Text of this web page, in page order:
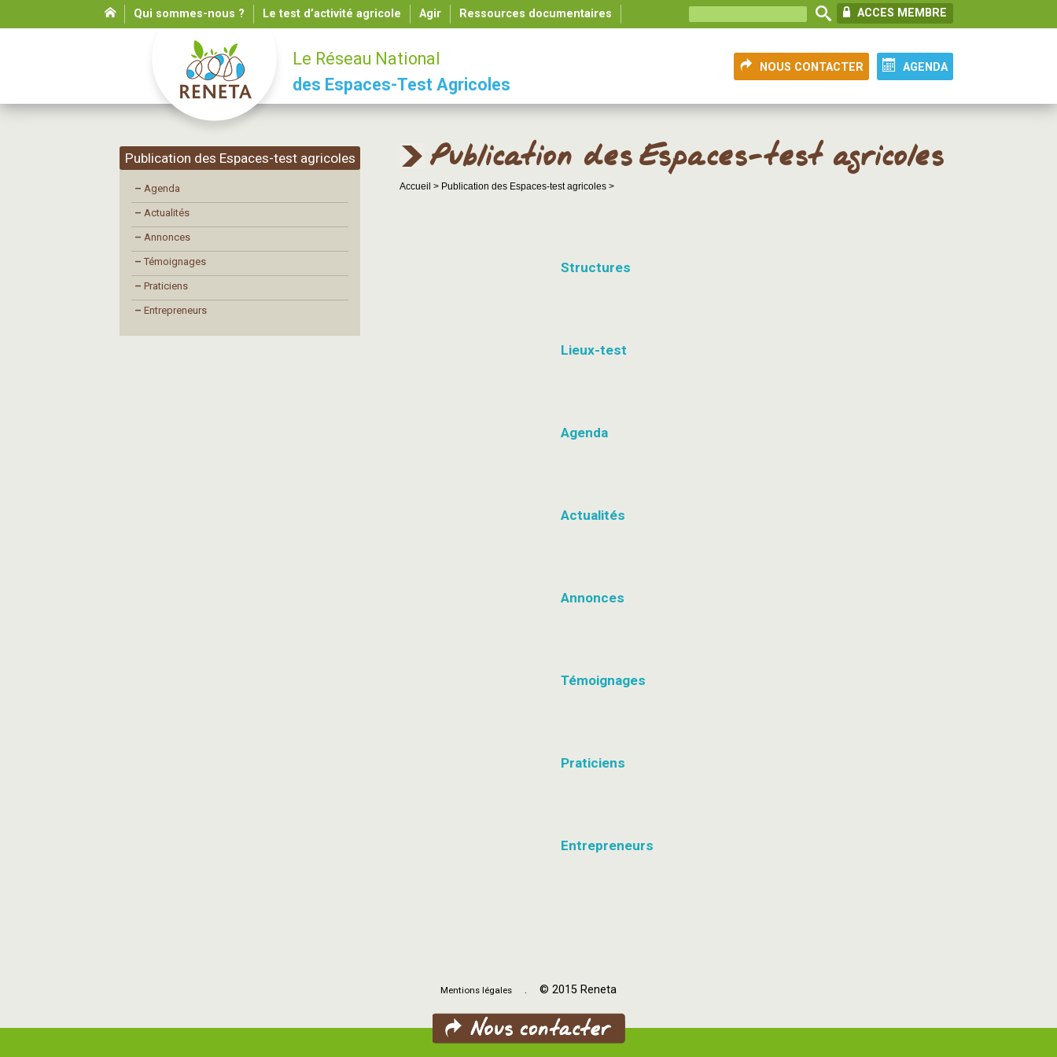
Qui sommes-nous ? Le test d’activité agricole Agir Ressources documentaires ACCES MEMBRE
AGENDA
NOUS CONTACTER
Le Réseau National
des Espaces-Test Agricoles
Publication des Espaces-test agricoles
Accueil > Publication des Espaces-test agricoles >
Structures
Lieux-test
Agenda
Actualités
Annonces
Témoignages
Praticiens
Entrepreneurs
Publication des Espaces-test agricoles
– Agenda
– Actualités
– Annonces
– Témoignages
– Praticiens
– Entrepreneurs
Mentions légales . © 2015 Reneta